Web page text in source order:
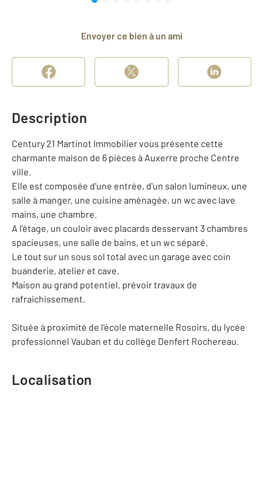
Envoyer ce bien à un ami
Description
Century 21 Martinot Immobilier vous présente cette
charmante maison de 6 pièces à Auxerre proche Centre
ville.
Elle est composée d'une entrée, d'un salon lumineux, une
salle à manger, une cuisine aménagée, un wc avec lave
mains, une chambre.
A l'étage, un couloir avec placards desservant 3 chambres
spacieuses, une salle de bains, et un wc séparé.
Le tout sur un sous sol total avec un garage avec coin
buanderie, atelier et cave.
Maison au grand potentiel, prévoir travaux de
rafraichissement.
Située à proximité de l'école maternelle Rosoirs, du lycée
professionnel Vauban et du collège Denfert Rochereau.
Localisation